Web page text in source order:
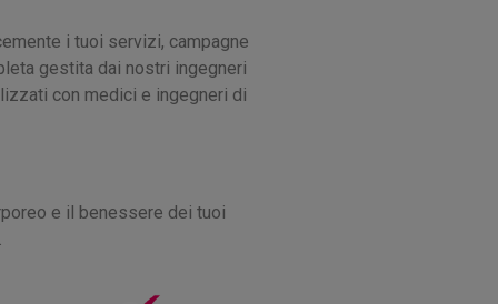
i tuoi servizi, campagne
gestita dai nostri ingegneri
con medici e ingegneri di
e il benessere dei tuoi